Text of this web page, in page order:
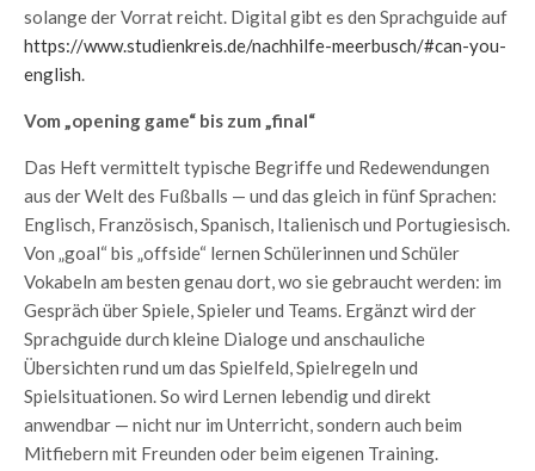
solange der Vorrat reicht. Digital gibt es den Sprachguide auf
https://www.studienkreis.de/nachhilfe-meerbusch/#can-you-
english.
Vom „opening game“ bis zum „final“
Das Heft vermittelt typische Begriffe und Redewendungen
aus der Welt des Fußballs — und das gleich in fünf Sprachen:
Englisch, Französisch, Spanisch, Italienisch und Portugiesisch.
Von „goal“ bis „offside“ lernen Schülerinnen und Schüler
Vokabeln am besten genau dort, wo sie gebraucht werden: im
Gespräch über Spiele, Spieler und Teams. Ergänzt wird der
Sprachguide durch kleine Dialoge und anschauliche
Übersichten rund um das Spielfeld, Spielregeln und
Spielsituationen. So wird Lernen lebendig und direkt
anwendbar — nicht nur im Unterricht, sondern auch beim
Mitfiebern mit Freunden oder beim eigenen Training.